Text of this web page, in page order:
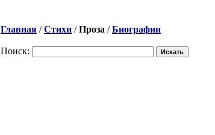
Главная /Стихи /Проза /Биографии
Поиск: